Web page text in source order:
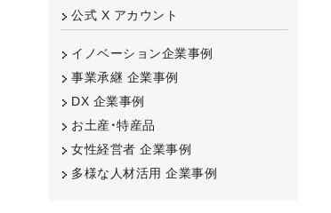
公式 X アカウント
イノベーション企業事例
事業承継 企業事例
DX 企業事例
お土産・特産品
女性経営者 企業事例
多様な人材活用 企業事例